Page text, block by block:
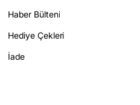
Haber Bülteni
Hediye Çekleri
İade